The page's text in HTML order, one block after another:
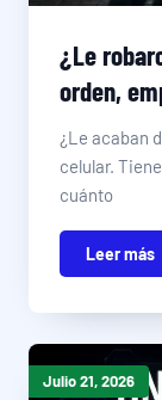
¿Le
orden,
¿Le acaban
celular.
cuánto
Leer más
Julio 21, 2026